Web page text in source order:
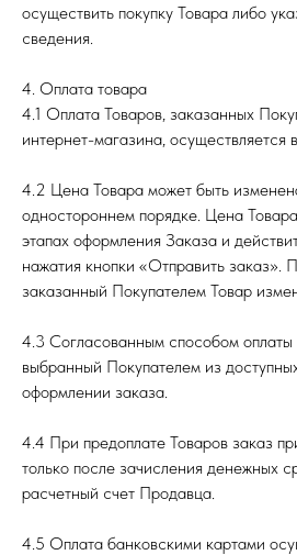
осуществить покупку Товара либо
сведения.
4. Оплата товара
4.1 Оплата Товаров, заказанных
интернет-магазина, осуществляется
4.2 Цена Товара может быть
одностороннем порядке. Цена
этапах оформления Заказа и
нажатия кнопки «Отправить заказ».
заказанный Покупателем Товар
4.3 Согласованным способом оплаты
выбранный Покупателем из
оформлении заказа.
4.4 При предоплате Товаров заказ
только после зачисления денежных
расчетный счет Продавца.
4.5 Оплата банковскими картами